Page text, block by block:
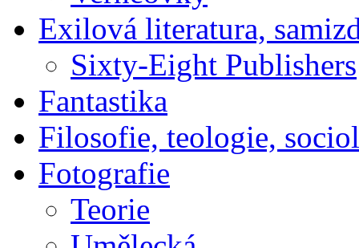
Exilová literatura,
Sixty-Eight Publishers
Fantastika
Filosofie, teologie,
Fotografie
Teorie